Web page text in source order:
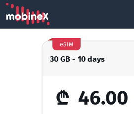
30 GB - 10 days
eSIM
₾ 46.00